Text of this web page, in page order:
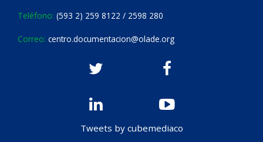
Teléfono: (593 2) 259 8122 / 2598 280
Correo: centro.documentacion@olade.org
Tweets by cubemediaco